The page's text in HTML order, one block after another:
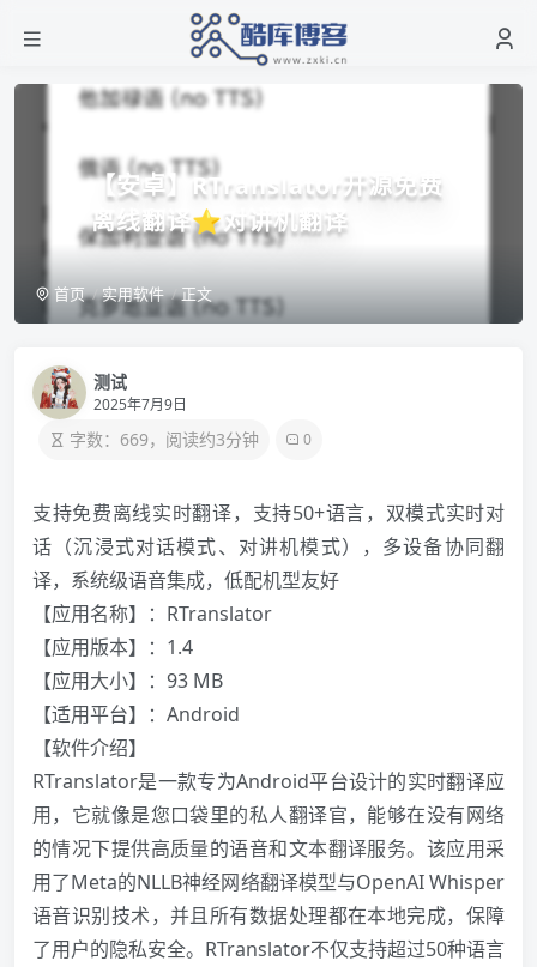
【安卓】RTranslator开源免费
离线翻译⭐对讲机翻译
首页 实用软件 正文
测试
2025年7月9日
字数：669，阅读约3分钟 0
支持免费离线实时翻译，支持50+语言，双模式实时对
话（沉浸式对话模式、对讲机模式），多设备协同翻
译，系统级语音集成，低配机型友好
【应用名称】：RTranslator
【应用版本】：1.4
【应用大小】：93 MB
【适用平台】：Android
️【软件介绍】
RTranslator是一款专为Android平台设计的实时翻译应
用，它就像是您口袋里的私人翻译官，能够在没有网络
的情况下提供高质量的语音和文本翻译服务。该应用采
用了Meta的NLLB神经网络翻译模型与OpenAI Whisper
语音识别技术，并且所有数据处理都在本地完成，保障
了用户的隐私安全。RTranslator不仅支持超过50种语言